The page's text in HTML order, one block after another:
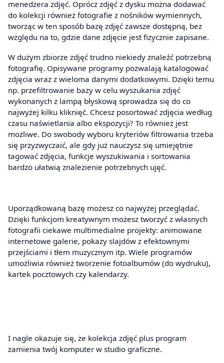
menedżera zdjęć. Oprócz zdjęć z dysku można dodawać
do kolekcji również fotografie z nośników wymiennych,
tworząc w ten sposób bazę zdjęć zawsze dostępną, bez
względu na to, gdzie dane zdjęcie jest fizycznie zapisane.
W dużym zbiorze zdjęć trudno niekiedy znaleźć potrzebną
fotografię. Opisywane programy pozwalają katalogować
zdjęcia wraz z wieloma danymi dodatkowymi. Dzięki temu
np. przefiltrowanie bazy w celu wyszukania zdjęć
wykonanych z lampą błyskową sprowadza się do co
najwyżej kilku kliknięć. Chcesz posortować zdjęcia według
czasu naświetlania albo ekspozycji? To również jest
możliwe. Do swobody wyboru kryteriów filtrowania trzeba
się przyzwyczaić, ale gdy już nauczysz się umiejętnie
tagować zdjęcia, funkcje wyszukiwania i sortowania
bardzo ułatwią znalezienie potrzebnych ujęć.
Uporządkowaną bazę możesz co najwyżej przeglądać.
Dzięki funkcjom kreatywnym możesz tworzyć z własnych
fotografii ciekawe multimedialne projekty: animowane
internetowe galerie, pokazy slajdów z efektownymi
przejściami i tłem muzycznym itp. Wiele programów
umożliwia również tworzenie fotoalbumów (do wydruku),
kartek pocztowych czy kalendarzy.
I nagle okazuje się, że kolekcja zdjęć plus program
zamienia twój komputer w studio graficzne.